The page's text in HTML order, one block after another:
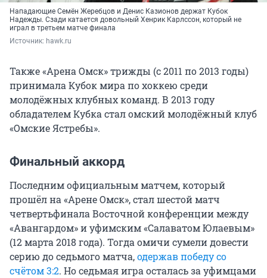
Нападающие Семён Жеребцов и Денис Казионов держат Кубок
Надежды. Сзади катается довольный Хенрик Карлссон, который не
играл в третьем матче финала
Источник: hawk.ru
Также «Арена Омск» трижды (с 2011 по 2013 годы)
принимала Кубок мира по хоккею среди
молодёжных клубных команд. В 2013 году
обладателем Кубка стал омский молодёжный клуб
«Омские Ястребы».
Финальный аккорд
Последним официальным матчем, который
прошёл на «Арене Омск», стал шестой матч
четвертьфинала Восточной конференции между
«Авангардом» и уфимским «Салаватом Юлаевым»
(12 марта 2018 года). Тогда омичи сумели довести
серию до седьмого матча,одержав победу со
счётом 3:2. Но седьмая игра осталась за уфимцами